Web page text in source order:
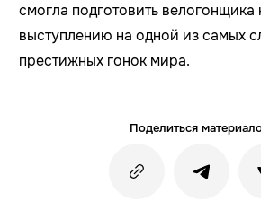
смогла подготовить
выступлению на одной из самых
престижных гонок мира.
Поделиться